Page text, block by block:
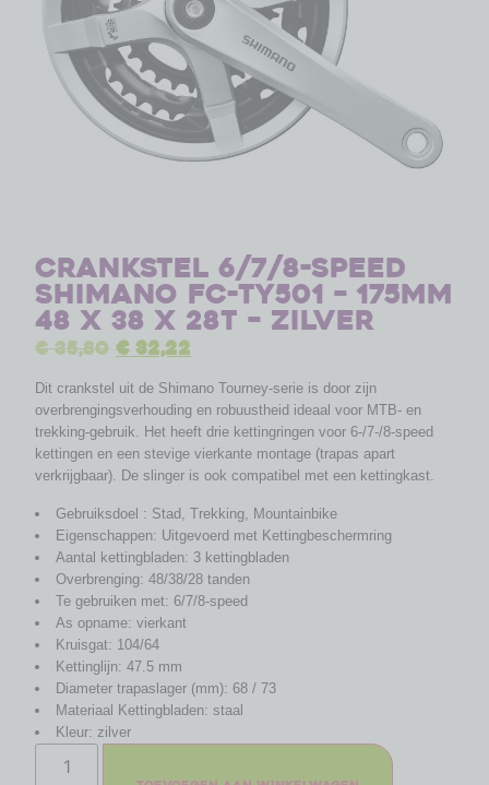
Crankstel 6/7/8-speed
Shimano FC-TY501 – 175mm
48 x 38 x 28T – zilver
€35,80 €32,22
Dit crankstel uit de Shimano Tourney-serie is door zijn
overbrengingsverhouding en robuustheid ideaal voor MTB- en
trekking-gebruik. Het heeft drie kettingringen voor 6-/7-/8-speed
kettingen en een stevige vierkante montage (trapas apart
verkrijgbaar). De slinger is ook compatibel met een kettingkast.
Gebruiksdoel : Stad, Trekking, Mountainbike
Eigenschappen: Uitgevoerd met Kettingbeschermring
Aantal kettingbladen: 3 kettingbladen
Overbrenging: 48/38/28 tanden
Te gebruiken met: 6/7/8-speed
As opname: vierkant
Kruisgat: 104/64
Kettinglijn: 47.5 mm
Diameter trapaslager (mm): 68 / 73
Materiaal Kettingbladen: staal
Kleur: zilver